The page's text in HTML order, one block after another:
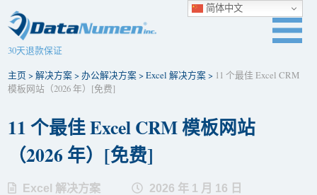
30天退款保证
主页 >解决方案>办公解决方案>Excel 解决方案> 11 个最佳 Excel CRM
模板网站（2026 年）[免费]
11 个最佳 Excel CRM 模板网站
（2026 年）[免费]
Excel 解决方案 2026 年 1 月 16 日
简体中文